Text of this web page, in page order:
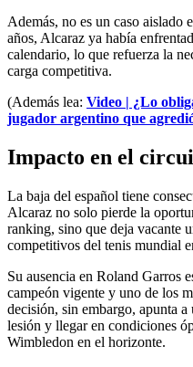
Además, no es un caso aislado
años, Alcaraz ya había
calendario, lo que refuerza la
carga competitiva.
(Además lea: Video | ¿Lo
jugador argentino que
Impacto en el
La baja del español tiene
Alcaraz no solo pierde la
ranking, sino que deja vacante
competitivos del tenis mundial
Su ausencia en Roland Garros
campeón vigente y uno de los
decisión, sin embargo, apunta
lesión y llegar en condiciones
Wimbledon en el horizonte.